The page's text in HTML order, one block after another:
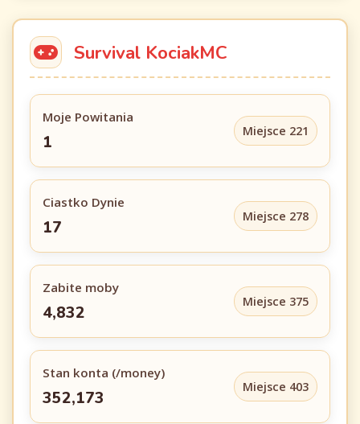
Survival KociakMC
Moje Powitania
1
Miejsce 221
Ciastko Dynie
17
Miejsce 278
Zabite moby
4,832
Miejsce 375
Stan konta (/money)
352,173
Miejsce 403